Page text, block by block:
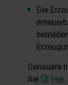
Die
Genauere
Sie
hier.